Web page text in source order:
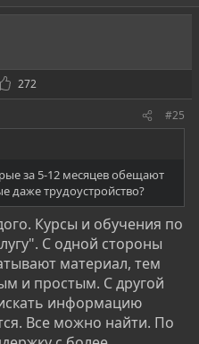
обучение?​
исследование
только выстраивание
или только аудиты на
деле это далеко не
это в первую
очень активно
определения. Это
(Полный список всех
Скажу на реальном
отрасли. Нужно
необходимые
весь процесс
Следовательно,
272
#25
за 5-12 месяцев обещают
даже трудоустройство?
Курсы и обучения по
С одной стороны
материал, тем
и простым. С другой
информацию
Все можно найти. По